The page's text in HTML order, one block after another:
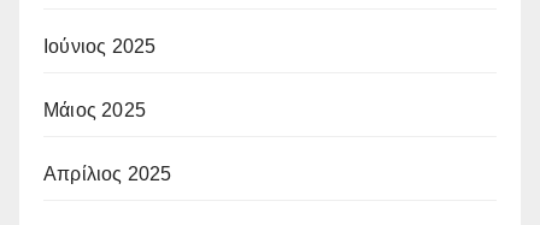
Ιούνιος 2025
Μάιος 2025
Απρίλιος 2025